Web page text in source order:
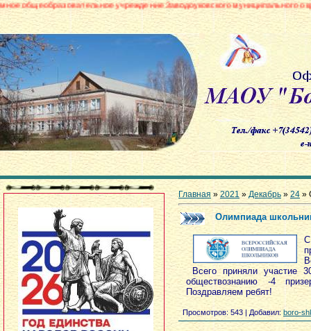
учреждение Заводоуковского муниципального округа
Главная »2021 » Декабрь » 24 »
Олимпиада
С
Всего приняли участие
обществознанию -4
Поздравляем ребят!
Просмотров: 543 | Добавил: boro-